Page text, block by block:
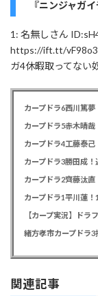
『ニンジャガ
1: 名無しさん
https://ift.tt/
ガ4休暇取ってない
カープドラ4工藤泰己
カープドラ2齊藤汰直
【カープ実況】ドラ
関連記事